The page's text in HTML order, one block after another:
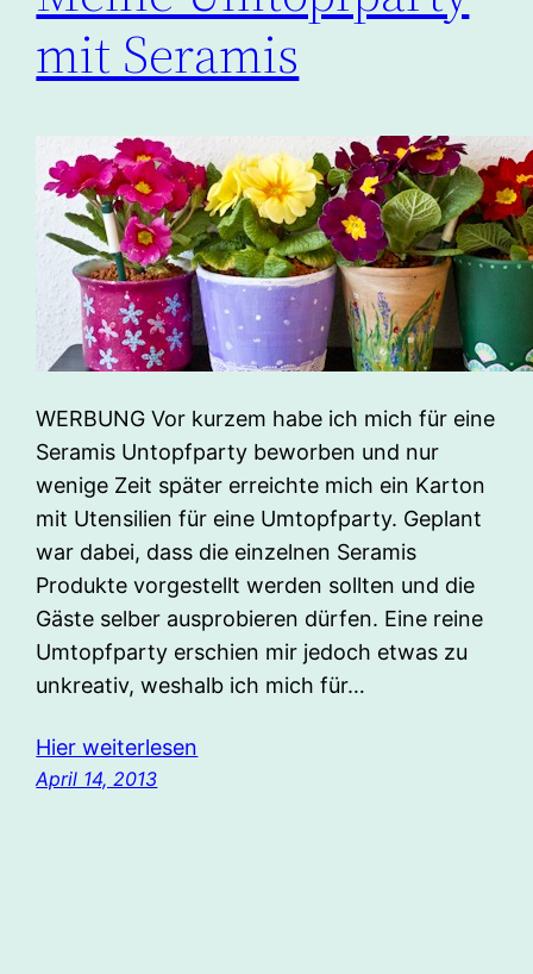
mit Seramis
WERBUNG Vor kurzem habe ich mich für eine
Seramis Untopfparty beworben und nur
wenige Zeit später erreichte mich ein Karton
mit Utensilien für eine Umtopfparty. Geplant
war dabei, dass die einzelnen Seramis
Produkte vorgestellt werden sollten und die
Gäste selber ausprobieren dürfen. Eine reine
Umtopfparty erschien mir jedoch etwas zu
unkreativ, weshalb ich mich für…
Hier weiterlesen
April 14, 2013